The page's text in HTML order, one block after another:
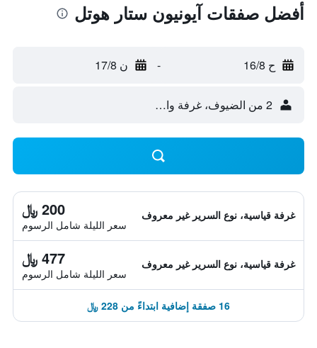
أفضل صفقات آيونيون ستار هوتل
ح 16/8 - ن 17/8
2 من الضيوف، غرفة واحدة
غرفة قياسية، نوع السرير غير معروف 200 ﷼
سعر الليلة شامل الرسوم
غرفة قياسية، نوع السرير غير معروف 477 ﷼
سعر الليلة شامل الرسوم
16 صفقة إضافية ابتداءً من 228 ﷼